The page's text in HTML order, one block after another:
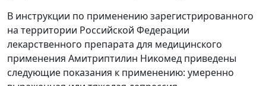
В инструкции по применению зарегистрированного
на территории Российской Федерации
лекарственного препарата для медицинского
применения Амитриптилин Никомед приведены
следующие показания к применению: умеренно